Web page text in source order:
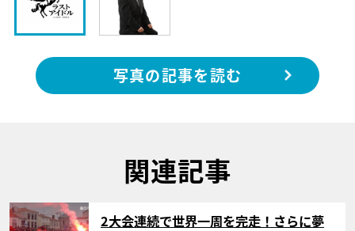
写真の記事を読む
関連記事
サムネイル
2大会連続で世界一周を完走！さらに夢